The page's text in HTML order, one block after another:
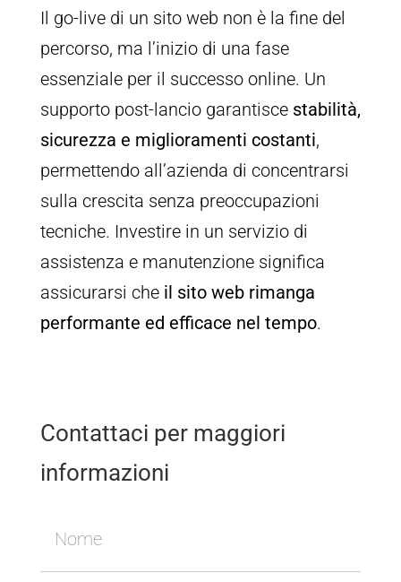
Il go-live di un sito web non è la fine del
percorso, ma l’inizio di una fase
essenziale per il successo online. Un
supporto post-lancio garantisce stabilità,
sicurezza e miglioramenti costanti,
permettendo all’azienda di concentrarsi
sulla crescita senza preoccupazioni
tecniche. Investire in un servizio di
assistenza e manutenzione significa
assicurarsi che il sito web rimanga
performante ed efficace nel tempo.
Contattaci per maggiori
informazioni